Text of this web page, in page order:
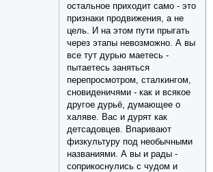
остальное приходит само - это
признаки продвижения, а не
цель. И на этом пути прыгать
через этапы невозможно. А вы
все тут дурью маетесь -
пытаетесь заняться
перепросмотром, сталкингом,
сновиденичями - как и всякое
другое дурьё, думающее о
халяве. Вас и дурят как
детсадовцев. Впаривают
физкультуру под необычными
названиями. А вы и рады -
соприкоснулись с чудом и